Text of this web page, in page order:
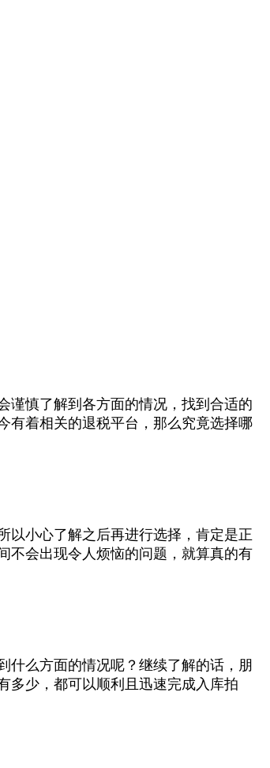
谨慎了解到各方面的情况，找到合适的
有着相关的退税平台，那么究竟选择哪
以小心了解之后再进行选择，肯定是正
不会出现令人烦恼的问题，就算真的有
什么方面的情况呢？继续了解的话，朋
多少，都可以顺利且迅速完成入库拍